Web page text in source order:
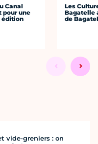
Canal
pour une
édition
Les
Bagatelle
de
vide-greniers : on